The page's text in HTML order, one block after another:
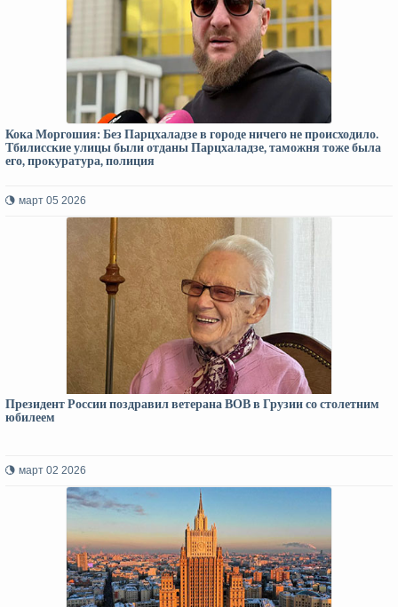
Кока Моргошия: Без Парцхаладзе в городе ничего не происходило.
Тбилисские улицы были отданы Парцхаладзе, таможня тоже была
его, прокуратура, полиция
март 05 2026
Президент России поздравил ветерана ВОВ в Грузии со столетним
юбилеем
март 02 2026